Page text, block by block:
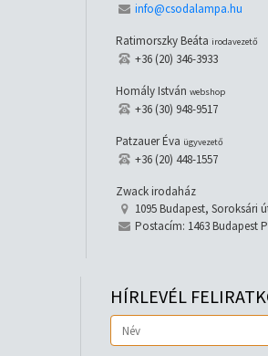
info@csodalampa.hu
Ratimorszky Beáta irodavezető
+36 (20) 346-3933
Homály István webshop
+36 (30) 948-9517
Patzauer Éva ügyvezető
+36 (20) 448-1557
Zwack irodaház
1095 Budapest, Soroksári
Postacím: 1463 Budapest
HÍRLEVÉL